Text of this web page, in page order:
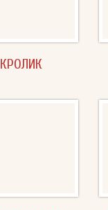
КРОЛИК